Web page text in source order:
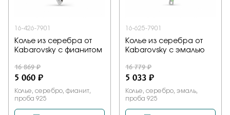
16-426-7901
Колье из серебра от
Kabarovsky с фианитом
16 869 ₽
5 060 ₽
Колье, серебро, фианит,
проба 925
16-625-7901
Колье из серебра от
Kabarovsky с эмалью
16 779 ₽
5 033 ₽
Колье, серебро, эмаль,
проба 925